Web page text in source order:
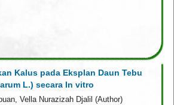
Kalus pada Eksplan Daun Tebu
L.) secara In vitro
Vella Nurazizah Djalil (Author)